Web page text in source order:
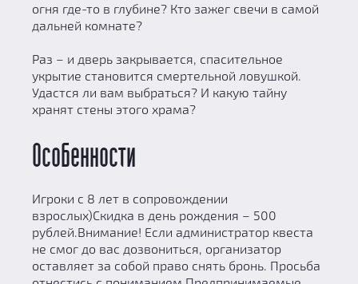
огня где-то в глубине? Кто зажег свечи в самой
дальней комнате?
Раз – и дверь закрывается, спасительное
укрытие становится смертельной ловушкой.
Удастся ли вам выбраться? И какую тайну
хранят стены этого храма?
Особенности
Игроки с 8 лет в сопровождении
взрослых)Скидка в день рождения – 500
рублей.Внимание! Если администратор квеста
не смог до вас дозвониться, организатор
оставляет за собой право снять бронь. Просьба